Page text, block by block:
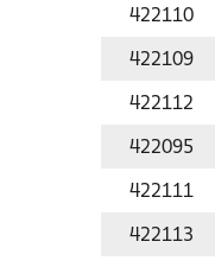
422110
422109
422112
422095
422111
422113